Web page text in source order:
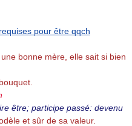
pour être qqch
bonne mère, elle sait si bien
être; participe passé: devenu
et sûr de sa valeur.